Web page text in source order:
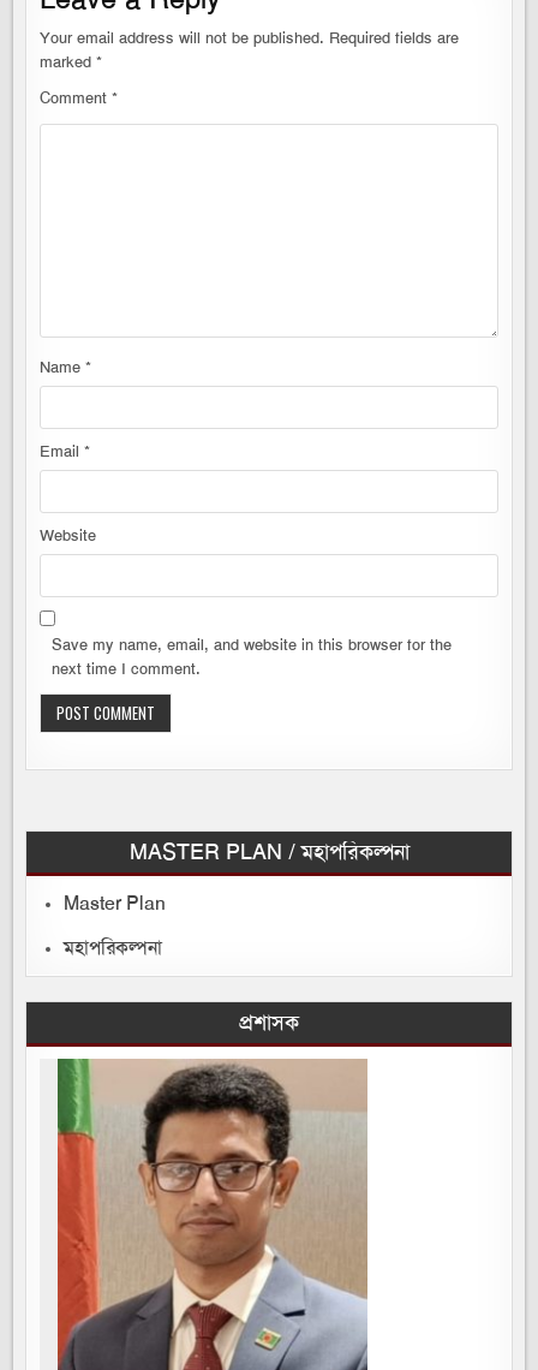
Your email address will not be published. Required fields are
marked*
Comment*
Name*
Email*
Website
Save my name, email, and website in this browser for the
next time I comment.
MASTER PLAN / মহাপরিকল্পনা
Master Plan
মহাপরিকল্পনা
প্রশাসক